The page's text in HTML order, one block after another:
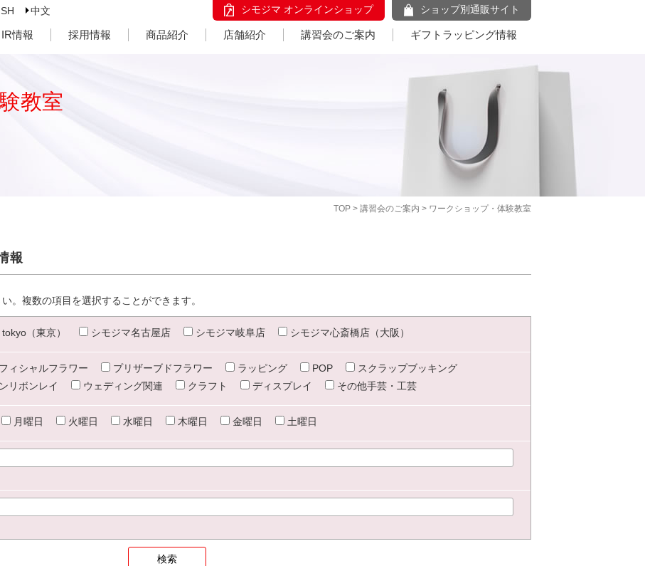
中文 シモジマ オンラインショップ ショップ別通販サイト
IR情報 採用情報 商品紹介 店舗紹介 講習会のご案内 ギフトラッピング情報
TOP > 講習会のご案内 > ワークショップ・体験教室
教室
報
。複数の項目を選択することができます。
（東京） シモジマ名古屋店 シモジマ岐阜店 シモジマ心斎橋店（大阪）
ィシャルフラワー プリザーブドフラワー ラッピング POP
スクラップブッキング
リボンレイ
ウェディング関連 クラフト ディスプレイ その他手芸・工芸
月曜日 火曜日 水曜日 木曜日 金曜日 土曜日